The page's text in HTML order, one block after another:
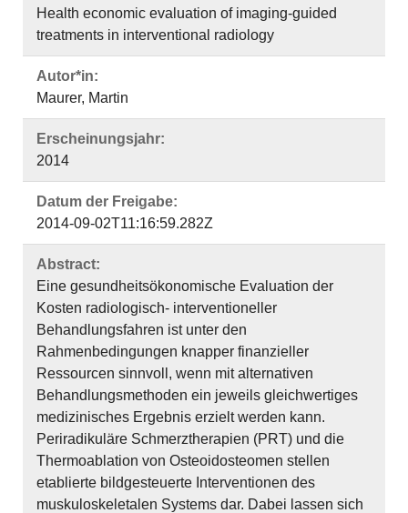
Health economic evaluation of imaging-guided
treatments in interventional radiology
Autor*in:
Maurer, Martin
Erscheinungsjahr:
2014
Datum der Freigabe:
2014-09-02T11:16:59.282Z
Abstract:
Eine gesundheitsökonomische Evaluation der
Kosten radiologisch- interventioneller
Behandlungsfahren ist unter den
Rahmenbedingungen knapper finanzieller
Ressourcen sinnvoll, wenn mit alternativen
Behandlungsmethoden ein jeweils gleichwertiges
medizinisches Ergebnis erzielt werden kann.
Periradikuläre Schmerztherapien (PRT) und die
Thermoablation von Osteoidosteomen stellen
etablierte bildgesteuerte Interventionen des
muskuloskeletalen Systems dar. Dabei lassen sich